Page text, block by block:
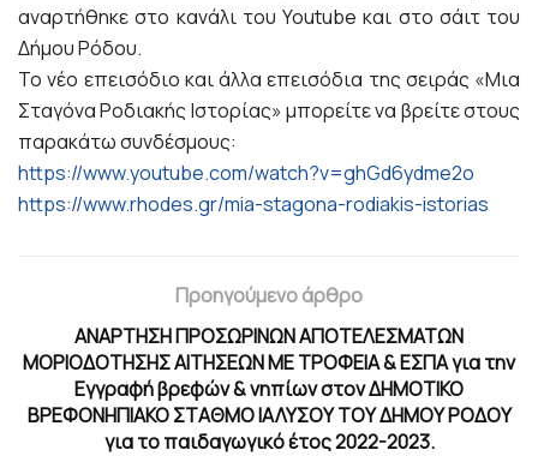
αναρτήθηκε στο κανάλι του Youtube και στο σάιτ του
Δήμου Ρόδου.
To νέο επεισόδιο και άλλα επεισόδια της σειράς «Μια
Σταγόνα Ροδιακής Ιστορίας» μπορείτε να βρείτε στους
παρακάτω συνδέσμους:
https://www.youtube.com/watch?v=ghGd6ydme2o
https://www.rhodes.gr/mia-stagona-rodiakis-istorias
Προηγούμενο άρθρο
ΑΝΑΡΤΗΣΗ ΠΡΟΣΩΡΙΝΩΝ ΑΠΟΤΕΛΕΣΜΑΤΩΝ
ΜΟΡΙΟΔΟΤΗΣΗΣ ΑΙΤΗΣΕΩΝ ΜΕ ΤΡΟΦΕΙΑ & ΕΣΠΑ για την
Εγγραφή βρεφών & νηπίων στον ΔΗΜΟΤΙΚΟ
ΒΡΕΦΟΝΗΠΙΑΚΟ ΣΤΑΘΜΟ ΙΑΛΥΣΟΥ ΤΟΥ ΔΗΜΟΥ ΡΟΔΟΥ
για το παιδαγωγικό έτος 2022-2023.